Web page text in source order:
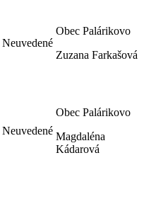
Neuvedené
Obec Palárikovo
Zuzana Farkašová
Neuvedené
Obec Palárikovo
Magdaléna
Kádarová